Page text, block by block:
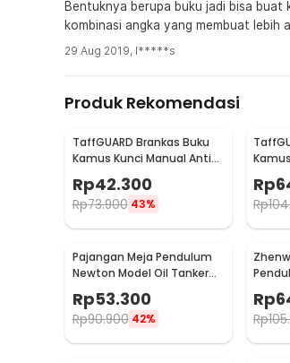
Bentuknya berupa buku jadi bisa buat
kombinasi angka yang membuat lebih
29 Aug 2019, I*****s
Produk Rekomendasi
TaffGUARD Brankas Buku
Kamus Kunci Manual Anti
Maling Hidden Safe Box
Kecil - KB-10L
Rp42.300
Rp73.900 43%
Rp
Rp
Pajangan Meja Pendulum
Newton Model Oil Tanker
Perpetual Debate - B101
Rp53.300
Rp90.900 42%
Wheel
Rp
Rp